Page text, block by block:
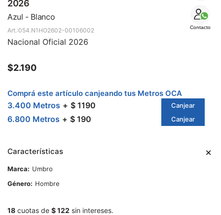
2026
Azul - Blanco
Contacto
054.N1HO2602-00106002
Nacional Oficial 2026
$2.190
Comprá este artículo canjeando tus Metros OCA
3.400 Metros $ 1190 Canjear
6.800 Metros $ 190 Canjear
Características
Marca
Umbro
Género
Hombre
18 cuotas de $ 122 sin intereses.